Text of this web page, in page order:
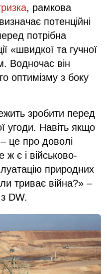
, рамкова
потенційні
потрібна
«швидкої та гучної
Водночас він
оптимізму з боку
зробити перед
угоди. Навіть якщо
це про доволі
ж є і військово-
природних
триває війна?» –
DW.